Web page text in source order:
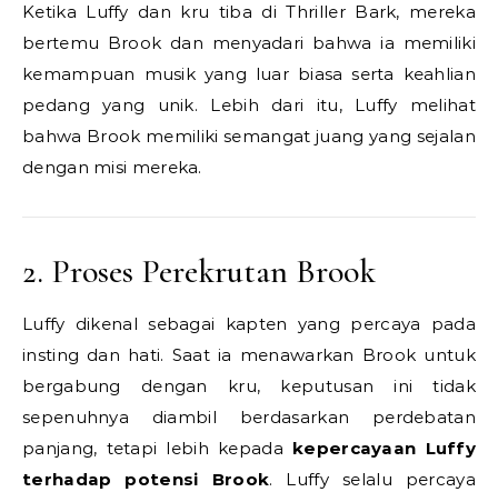
Ketika Luffy dan kru tiba di Thriller Bark, mereka
bertemu Brook dan menyadari bahwa ia memiliki
kemampuan musik yang luar biasa serta keahlian
pedang yang unik. Lebih dari itu, Luffy melihat
bahwa Brook memiliki semangat juang yang sejalan
dengan misi mereka.
2. Proses Perekrutan Brook
Luffy dikenal sebagai kapten yang percaya pada
insting dan hati. Saat ia menawarkan Brook untuk
bergabung dengan kru, keputusan ini tidak
sepenuhnya diambil berdasarkan perdebatan
panjang, tetapi lebih kepada kepercayaan Luffy
terhadap potensi Brook. Luffy selalu percaya